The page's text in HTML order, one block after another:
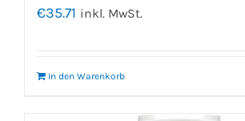
€35.71 inkl. MwSt.
In den Warenkorb